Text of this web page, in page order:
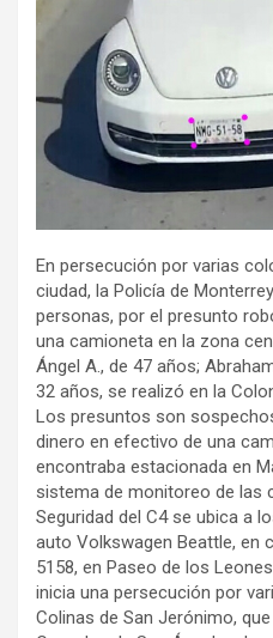
En persecución por varias
ciudad, la Policía de
personas, por el presunto
una camioneta en la zona
Ángel A., de 47 años;
32 años, se realizó en la
Los presuntos son
dinero en efectivo de una
encontraba estacionada en
sistema de monitoreo de las
Seguridad del C4 se ubica a
auto Volkswagen Beattle, en
5158, en Paseo de los
inicia una persecución por
Colinas de San Jerónimo,